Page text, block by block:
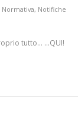
Normativa, Notifiche
proprio tutto… …QUI!